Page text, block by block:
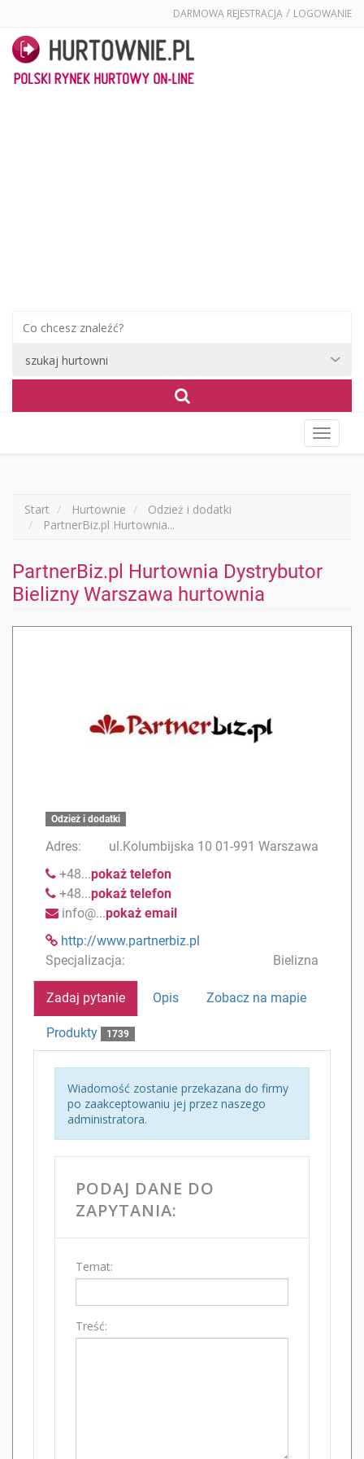
DARMOWA REJESTRACJA / LOGOWANIE
menu
Start Hurtownie
Odzież i dodatki
PartnerBiz.pl Hurtownia...
PartnerBiz.pl Hurtownia Dystrybutor
Bielizny Warszawa hurtownia
Odzież i dodatki
Adres:
ul.Kolumbijska 10 01-991 Warszawa
+48...pokaż telefon
+48...pokaż telefon
info@...pokaż email
http://www.partnerbiz.pl
Specjalizacja:
Bielizna
Zadaj pytanie Opis Zobacz na mapie
Produkty 1739
Wiadomość zostanie przekazana do firmy
po zaakceptowaniu jej przez naszego
administratora.
PODAJ DANE DO
ZAPYTANIA:
Temat:
Treść: